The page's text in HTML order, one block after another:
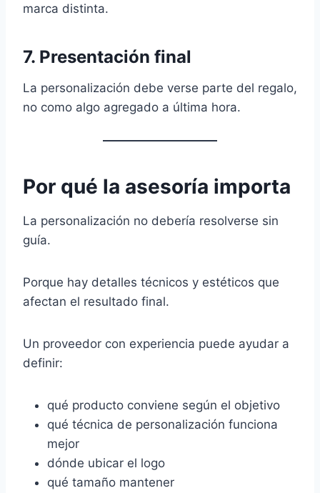
marca distinta.
7. Presentación final
La personalización debe verse parte del regalo,
no como algo agregado a última hora.
Por qué la asesoría importa
La personalización no debería resolverse sin
guía.
Porque hay detalles técnicos y estéticos que
afectan el resultado final.
Un proveedor con experiencia puede ayudar a
definir:
qué producto conviene según el objetivo
qué técnica de personalización funciona
mejor
dónde ubicar el logo
qué tamaño mantener